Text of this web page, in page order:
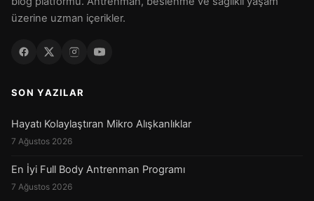
üzerine uzman içerikler.
SON YAZILAR
Hayatı Kolaylaştıran Mikro Alışkanlıklar
7 Ağustos 2026
En İyi Full Body Antrenman Programı
7 Ağustos 2026